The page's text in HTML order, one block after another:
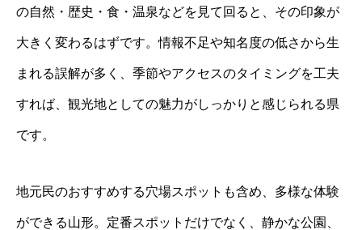
の自然・歴史・食・温泉などを見て回ると、その印象が
大きく変わるはずです。情報不足や知名度の低さから生
まれる誤解が多く、季節やアクセスのタイミングを工夫
すれば、観光地としての魅力がしっかりと感じられる県
です。
地元民のおすすめする穴場スポットも含め、多様な体験
ができる山形。定番スポットだけでなく、静かな公園、